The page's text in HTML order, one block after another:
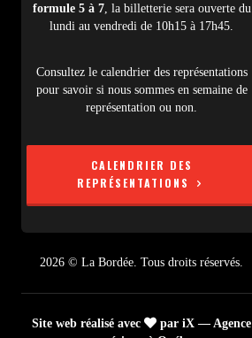
formule 5 à 7, la billetterie sera ouverte du
lundi au vendredi de 10h15 à 17h45.
Consultez le calendrier des représentations
pour savoir si nous sommes en semaine de
représentation ou non.
CALENDRIER DES
REPRÉSENTATIONS
2026 © La Bordée. Tous droits réservés.
Site web réalisé avec
par iX — Agence